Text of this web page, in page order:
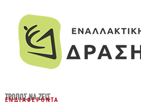
ΤΡΌΠΟΣ ΝΑ ΖΕΙΣ
ΕΝΔΙΑΦΈΡΟΝΤΑ